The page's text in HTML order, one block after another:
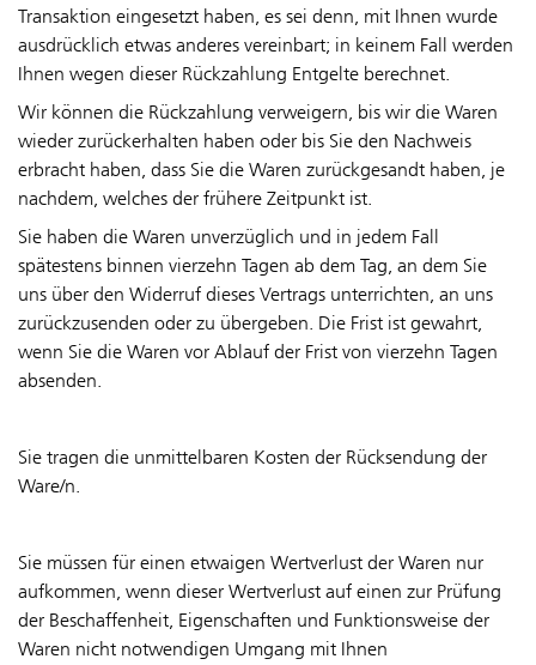
Transaktion eingesetzt haben, es sei denn, mit Ihnen wurde
ausdrücklich etwas anderes vereinbart; in keinem Fall werden
Ihnen wegen dieser Rückzahlung Entgelte berechnet.
Wir können die Rückzahlung verweigern, bis wir die Waren
wieder zurückerhalten haben oder bis Sie den Nachweis
erbracht haben, dass Sie die Waren zurückgesandt haben, je
nachdem, welches der frühere Zeitpunkt ist.
Sie haben die Waren unverzüglich und in jedem Fall
spätestens binnen vierzehn Tagen ab dem Tag, an dem Sie
uns über den Widerruf dieses Vertrags unterrichten, an uns
zurückzusenden oder zu übergeben. Die Frist ist gewahrt,
wenn Sie die Waren vor Ablauf der Frist von vierzehn Tagen
absenden.
Sie tragen die unmittelbaren Kosten der Rücksendung der
Ware/n.
Sie müssen für einen etwaigen Wertverlust der Waren nur
aufkommen, wenn dieser Wertverlust auf einen zur Prüfung
der Beschaffenheit, Eigenschaften und Funktionsweise der
Waren nicht notwendigen Umgang mit Ihnen